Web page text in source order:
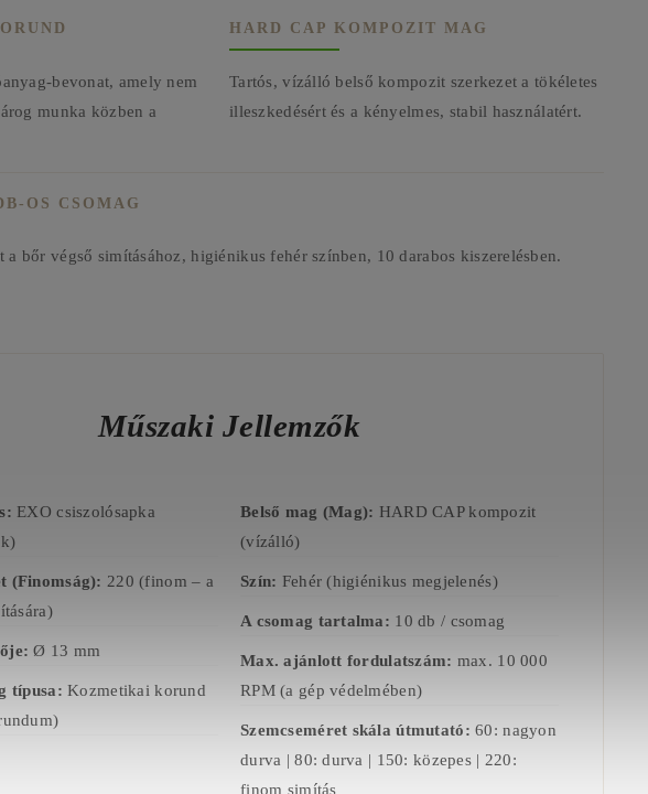
bevonat, amely nem
munka közben a
HARD CAP KOMPOZIT MAG
Tartós, vízálló belső kompozit szerkezet a tökéletes
illeszkedésért és a kényelmes, stabil használatért.
OS CSOMAG
a bőr végső simításához, higiénikus fehér színben, 10 darabos kiszerelésben.
Műszaki Jellemzők
EXO csiszolósapka
(Finomság): 220 (finom – a
Ø 13 mm
típusa: Kozmetikai korund
Belső mag (Mag): HARD CAP kompozit
(vízálló)
Szín: Fehér (higiénikus megjelenés)
A csomag tartalma: 10 db / csomag
Max. ajánlott fordulatszám: max. 10 000
RPM (a gép védelmében)
Szemcseméret skála útmutató: 60: nagyon
durva | 80: durva | 150: közepes | 220:
finom simítás